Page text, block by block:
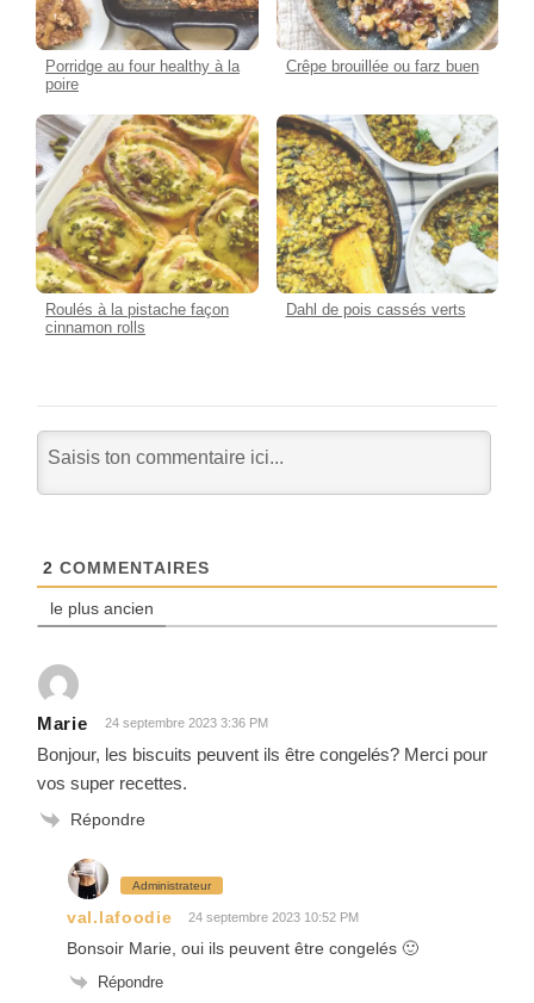
Porridge au four healthy à la
poire
Crêpe brouillée ou farz buen
Roulés à la pistache façon
cinnamon rolls
Dahl de pois cassés verts
2 COMMENTAIRES
le plus ancien
Marie 24 septembre 2023 3:36 PM
Bonjour, les biscuits peuvent ils être congelés? Merci pour
vos super recettes.
Répondre
Administrateur
val.lafoodie 24 septembre 2023 10:52 PM
Bonsoir Marie, oui ils peuvent être congelés 🙂
Répondre